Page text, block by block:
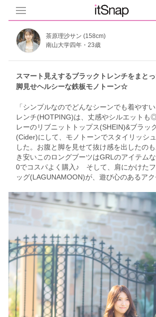
茶原理沙サン (158cm)
南山大学四年・23歳
スマート見えするブラックトレンチをまと
脚見せヘルシーな鉄板モノトーン☆
「シンプルなのでどんなシーンでも着やす
レンチ(HOTPING)は、丈感やシルエットも
レーのリブニットトップス(SHEIN)&ブラッ
(Cider)にして、モノトーンでスタイリッシ
した。お腹と脚を見せて抜け感を出した
き安いこのロングブーツはGRLのアイテム
0でコスパよく購入♪ そして、肩にかけた
ッグ(LAGUNAMOON)が、遊び心のあるアク